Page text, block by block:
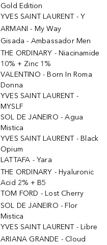
Gold Edition
YVES SAINT LAURENT - Y
ARMANI - My Way
Gisada - Ambassador Men
THE ORDINARY - Niacinamide
10% + Zinc 1%
VALENTINO - Born In Roma
Donna
YVES SAINT LAURENT -
MYSLF
SOL DE JANEIRO - Agua
Mistica
YVES SAINT LAURENT - Black
Opium
LATTAFA - Yara
THE ORDINARY - Hyaluronic
Acid 2% + B5
TOM FORD - Lost Cherry
SOL DE JANEIRO - Flor
Mistica
YVES SAINT LAURENT - Libre
ARIANA GRANDE - Cloud